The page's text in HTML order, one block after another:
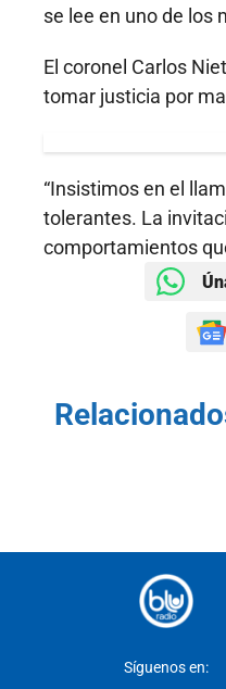
se lee en uno de los
El coronel Carlos
tomar justicia por
“Insistimos en el
tolerantes. La
comportamientos
Síguenos en: